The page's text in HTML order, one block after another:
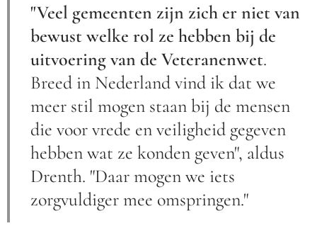
"Veel gemeenten zijn zich er niet van
bewust welke rol ze hebben bij de
uitvoering van de Veteranenwet.
Breed in Nederland vind ik dat we
meer stil mogen staan bij de mensen
die voor vrede en veiligheid gegeven
hebben wat ze konden geven", aldus
Drenth. "Daar mogen we iets
zorgvuldiger mee omspringen."